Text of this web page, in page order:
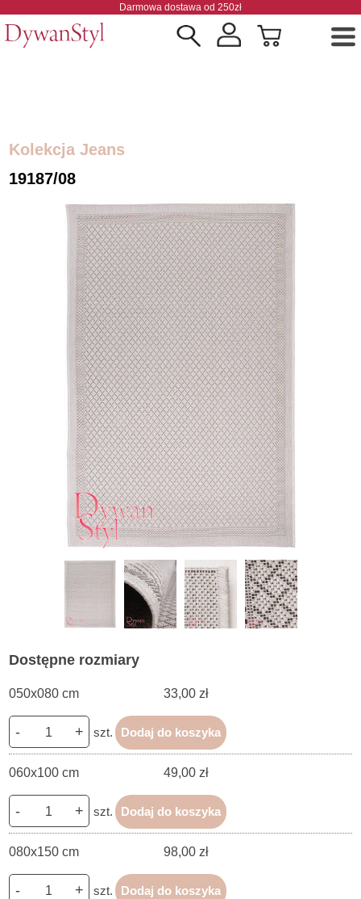
Darmowa dostawa od 250zł
Kolekcja Jeans
19187/08
Dostępne rozmiary
050x080 cm 33,00 zł
- + szt. Dodaj do koszyka
060x100 cm 49,00 zł
- + szt. Dodaj do koszyka
080x150 cm 98,00 zł
- + szt. Dodaj do koszyka